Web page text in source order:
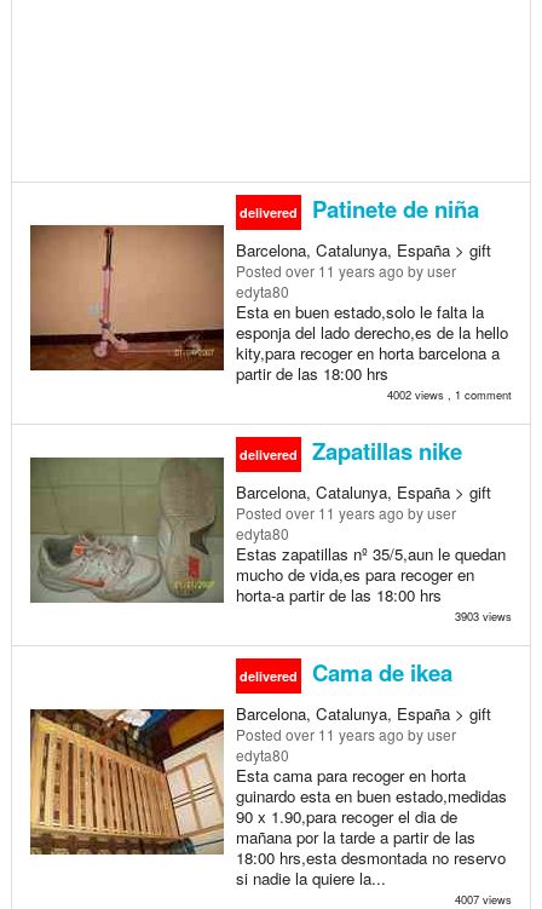
delivered Patinete de niña
Barcelona, Catalunya, España > gift
Posted over 11 years ago by user
edyta80
Esta en buen estado,solo le falta la
esponja del lado derecho,es de la hello
kity,para recoger en horta barcelona a
partir de las 18:00 hrs
4002 views , 1 comment
delivered Zapatillas nike
Barcelona, Catalunya, España > gift
Posted over 11 years ago by user
edyta80
Estas zapatillas nº 35/5,aun le quedan
mucho de vida,es para recoger en
horta-a partir de las 18:00 hrs
3903 views
delivered Cama de ikea
Barcelona, Catalunya, España > gift
Posted over 11 years ago by user
edyta80
Esta cama para recoger en horta
guinardo esta en buen estado,medidas
90 x 1.90,para recoger el dia de
mañana por la tarde a partir de las
18:00 hrs,esta desmontada no reservo
si nadie la quiere la...
4007 views